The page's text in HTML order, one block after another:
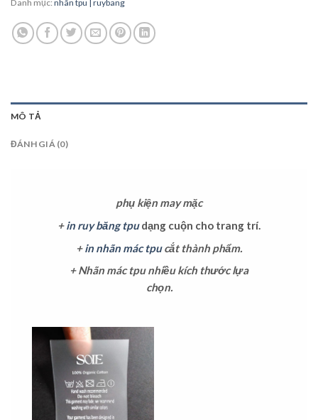
Danh mục:nhãn tpu | ruybang
MÔ TẢ
ĐÁNH GIÁ (0)
phụ kiện may mặc
+in ruy băng tpu dạng cuộn cho trang trí.
+in nhãn mác tpucắt thành phẩm.
+ Nhãn mác tpu nhiều kích thước lựa
chọn.